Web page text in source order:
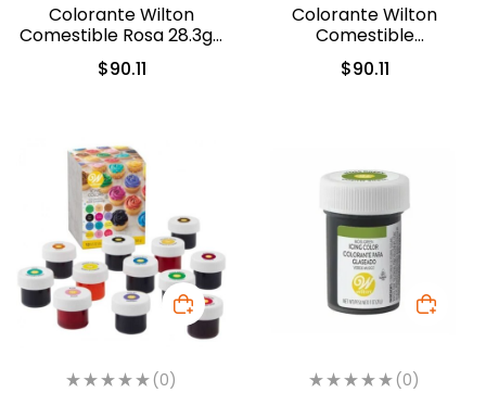
Colorante Wilton
Comestible Rosa 28.3gr.
(610-401)
$90.11
Colorante Wilton
Comestible
Cobre/Copper 28.3gr.
(610-450)
$90.11
(0) (0)